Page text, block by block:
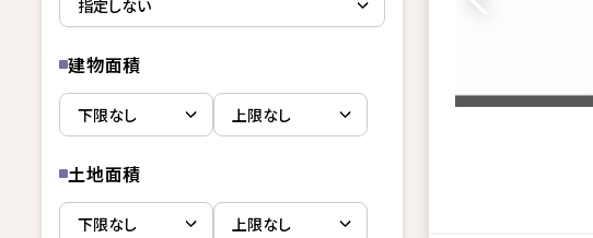
建物面積
土地面積